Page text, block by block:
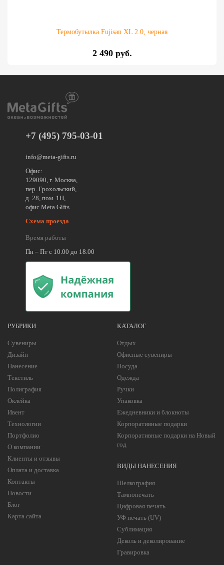
Термобутылка Fujisan XL 2.0, черная
2 490 руб.
+7 (495) 795-03-01
info@meta-gifts.ru
Офис:
129090, г. Москва,
пер. Грохольский,
д. 28, пом. 1Н,
офис Meta Gifts
Схема проезда
Время работы
Пн – Пт с 10.00 до 18.00
РУБРИКИ
Сувениры
Дизайн
Нанесение
Текстиль
Полиграфия
Оклейка
Ивент
Технологии
Портфолио
О компании
Клиенты и отзывы
Оплата и доставка
Контакты
Новости
Блог
Карта сайта
КАТАЛОГ
Отдых
Офисные сувениры
Посуда
Одежда
Ручки
Упаковка
Ежедневники и блокноты
Корпоративные подарки
Корпоративные подарки на Новый
год
ВИДЫ НАНЕСЕНИЯ
Шелкография
Тампопечать
Цифровая печать
УФ печать (UV)
Сублимация
Деколь и деколирование
Гравировка